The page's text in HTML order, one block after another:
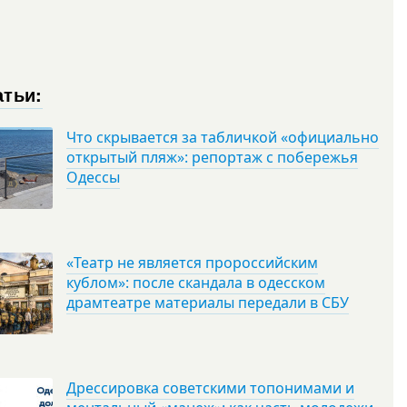
Что скрывается за табличкой «официально
открытый пляж»: репортаж с побережья
Одессы
«Театр не является пророссийским
кублом»: после скандала в одесском
драмтеатре материалы передали в СБУ
Дрессировка советскими топонимами и